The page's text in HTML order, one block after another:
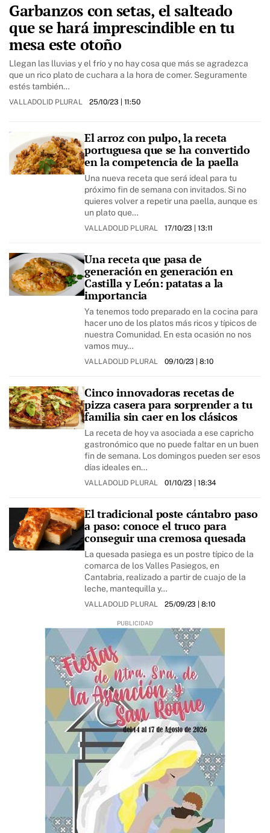
Garbanzos con setas, el salteado
que se hará imprescindible en tu
mesa este otoño
Llegan las lluvias y el frío y no hay cosa que más se agradezca
que un rico plato de cuchara a la hora de comer. Seguramente
estés también…
VALLADOLID PLURAL 25/10/23 | 11:50
El arroz con pulpo, la receta
portuguesa que se ha convertido
en la competencia de la paella
Una nueva receta que será ideal para tu
próximo fin de semana con invitados. Si no
quieres volver a repetir una paella, aunque es
un plato que…
VALLADOLID PLURAL 17/10/23 | 13:11
Una receta que pasa de
generación en generación en
Castilla y León: patatas a la
importancia
Ya tenemos todo preparado en la cocina para
hacer uno de los platos más ricos y típicos de
nuestra Comunidad. En esta ocasión no nos
vamos muy…
VALLADOLID PLURAL 09/10/23 | 8:10
Cinco innovadoras recetas de
pizza casera para sorprender a tu
familia sin caer en los clásicos
La receta de hoy va asociada a ese capricho
gastronómico que no puede faltar en un buen
fin de semana. Los domingos pueden ser esos
días ideales en…
VALLADOLID PLURAL 01/10/23 | 18:34
El tradicional poste cántabro paso
a paso: conoce el truco para
conseguir una cremosa quesada
La quesada pasiega es un postre típico de la
comarca de los Valles Pasiegos, en
Cantabria, realizado a partir de cuajo de la
leche, mantequilla y…
VALLADOLID PLURAL 25/09/23 | 8:10